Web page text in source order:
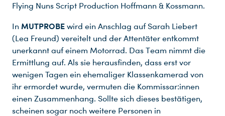
Flying Nuns Script Production Hoffmann & Kossmann.
In MUTPROBE wird ein Anschlag auf Sarah Liebert
(Lea Freund) vereitelt und der Attentäter entkommt
unerkannt auf einem Motorrad. Das Team nimmt die
Ermittlung auf. Als sie herausfinden, dass erst vor
wenigen Tagen ein ehemaliger Klassenkamerad von
ihr ermordet wurde, vermuten die Kommissar:innen
einen Zusammenhang. Sollte sich dieses bestätigen,
scheinen sogar noch weitere Personen in